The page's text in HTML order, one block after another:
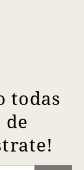
todas
de